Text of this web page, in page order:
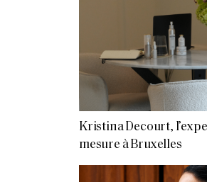
Kristina Decourt,
mesure à Bruxelles